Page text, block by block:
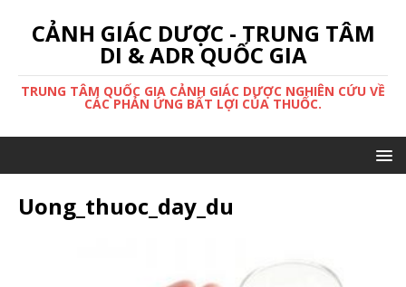
CẢNH GIÁC DƯỢC - TRUNG TÂM
DI & ADR QUỐC GIA
TRUNG TÂM QUỐC GIA CẢNH GIÁC DƯỢC NGHIÊN CỨU VỀ
CÁC PHẢN ỨNG BẤT LỢI CỦA THUỐC.
Uong_thuoc_day_du